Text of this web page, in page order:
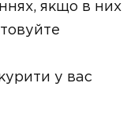
якщо в них
у вас